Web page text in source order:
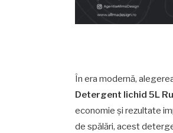
În era modernă,
Detergent lichid 5L
economie și rezultate
de spălări, acest